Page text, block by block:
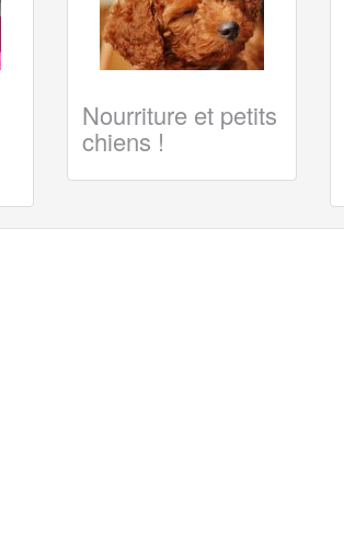
Nourriture et petits
chiens !